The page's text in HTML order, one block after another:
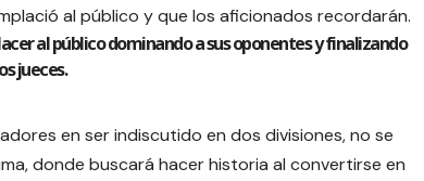
al público y que los aficionados recordarán.
al público dominando a sus oponentes y finalizando
jueces.
en ser indiscutido en dos divisiones, no se
donde buscará hacer historia al convertirse en